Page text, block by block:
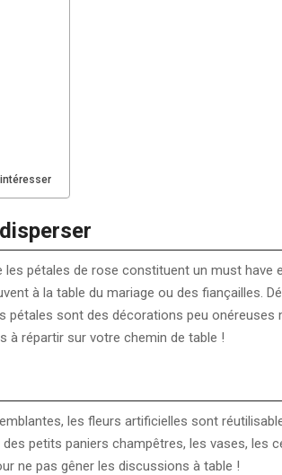
pétales de rose constituent un must have
à la table du mariage ou des fiançailles.
pétales sont des décorations peu
répartir sur votre chemin de table !
les fleurs artificielles sont
petits paniers champêtres, les vases, les
ne pas gêner les discussions à table !